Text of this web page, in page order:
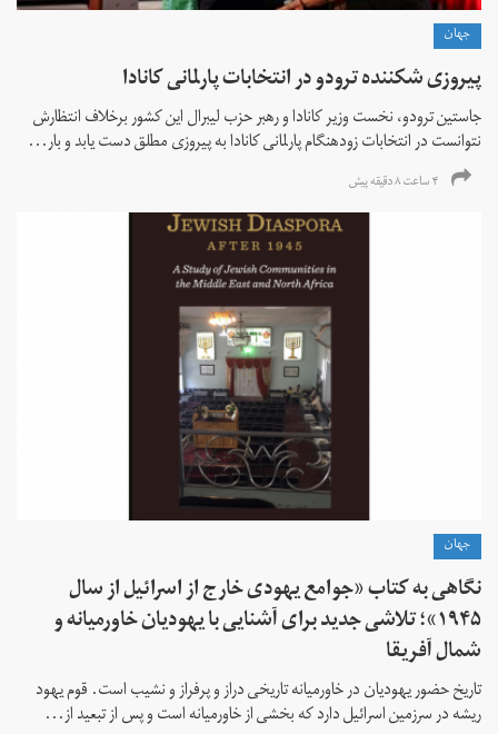
جهان
پیروزی شکننده ترودو در انتخابات پارلمانی کانادا
جاستین ترودو، نخست وزیر کانادا و رهبر حزب لیبرال این کشور برخلاف انتظارش
نتوانست در انتخابات زود‌هنگام پارلمانی کانادا به پیروزی مطلق دست یابد و بار...
۴ ساعت ۸ دقیقه پیش
جهان
نگاهی به کتاب «جوامع یهودی خارج از اسرائیل از سال
۱۹۴۵»؛ تلاشی جدید برای آشنایی با یهودیان خاورمیانه و
شمال آفریقا
تاریخ حضور یهودیان در خاورمیانه تاریخی دراز و پرفراز و نشیب است. قوم یهود
ریشه در سرزمین اسرائیل دارد که بخشی از خاورمیانه است و پس از تبعید از...